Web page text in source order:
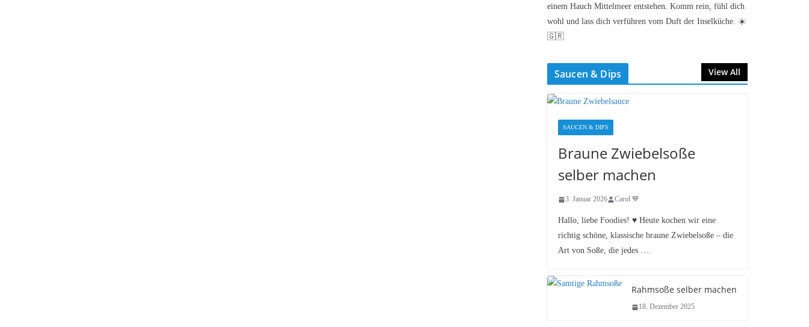
einem Hauch Mittelmeer entstehen. Komm rein, fühl dich
wohl und lass dich verführen vom Duft der Inselküche. ☀️
🇬🇷
Saucen & Dips View All
SAUCEN & DIPS
Braune Zwiebelsoße
selber machen
3. Januar 2026 Carol 💙
Hallo, liebe Foodies! ♥︎ Heute kochen wir eine
richtig schöne, klassische braune Zwiebelsoße – die
Art von Soße, die jedes ….
Rahmsoße selber machen
18. Dezember 2025